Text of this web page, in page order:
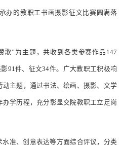
办的教职工书画摄影征文比赛圆满落
歌”为主题，共收到各类参赛作品147
91件、征文34件。广大教职工积极响
主题，通过书法、绘画、摄影、文学
学历程，充分彰显交院教职工立足岗
准、创意表达等方面综合评议，分类